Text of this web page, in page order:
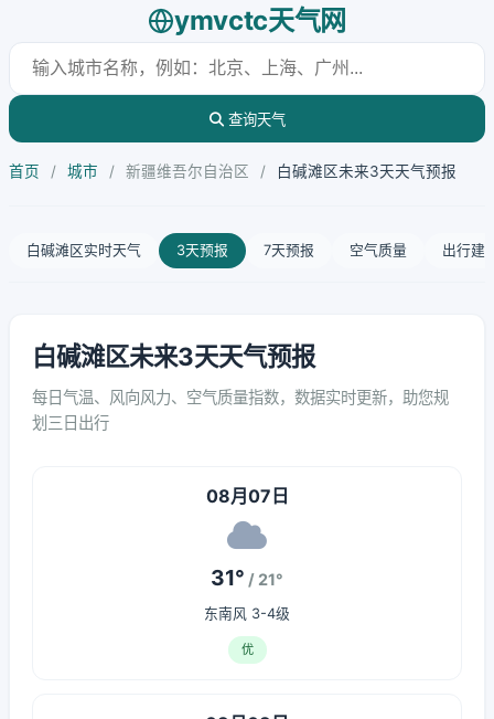
ymvctc天气网
查询天气
首页 / 城市 / 新疆维吾尔自治区 / 白碱滩区未来3天天气预报
白碱滩区实时天气 3天预报 7天预报 空气质量 出行建
白碱滩区未来3天天气预报
每日气温、风向风力、空气质量指数，数据实时更新，助您规
划三日出行
08月07日
31° / 21°
东南风 3-4级
优